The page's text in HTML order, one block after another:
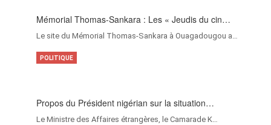
Mémorial Thomas-Sankara : Les « Jeudis du cin…
Le site du Mémorial Thomas-Sankara à Ouagadougou a…
Propos du Président nigérian sur la situation…
Le Ministre des Affaires étrangères, le Camarade K…
POLITIQUE